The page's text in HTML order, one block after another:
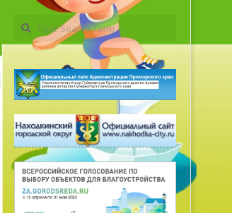
Search